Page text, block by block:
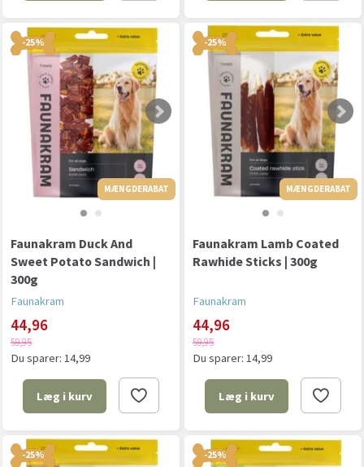
-25%
MÆNGDERABAT MÆNGDERABAT
Faunakram Duck And
Sweet Potato Sandwich |
300g
Faunakram
44,96
59,95
Du sparer: 14,99
Læg i kurv
-25%
MÆNGDERABAT
Faunakram Lamb Coated
Rawhide Sticks | 300g
Faunakram
44,96
59,95
Du sparer: 14,99
Læg i kurv
-25% -25%